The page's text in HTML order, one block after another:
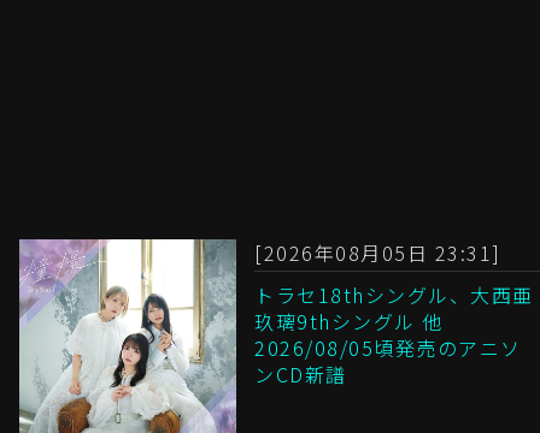
[2026年08月05日 23:31]
トラセ18thシングル、大西亜
玖璃9thシングル 他
2026/08/05頃発売のアニソ
ンCD新譜